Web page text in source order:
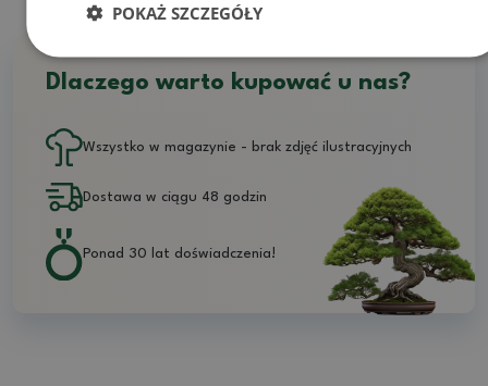
Dlaczego warto kupować u nas?
Wszystko w magazynie - brak zdjęć ilustracyjnych
Dostawa w ciągu 48 godzin
Ponad 30 lat doświadczenia!
POKAŻ SZCZEGÓŁY